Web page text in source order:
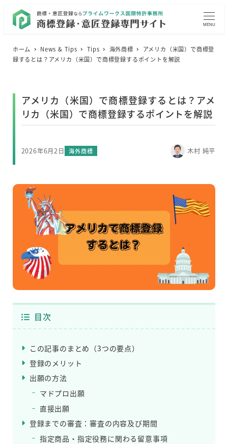
MENU
ホーム News & Tips Tips 海外商標
アメリカ（米国）で商標登
録するとは？アメリカ（米国）で商標登録するポイントを解説
アメリカ（米国）で商標登録するとは？アメ
リカ（米国）で商標登録するポイントを解説
投稿日
2026年6月2日 カテゴリー
海外商標
著
木村 純平
目次
この記事のまとめ（3つの要点）
登録のメリット
出願の方法
マドプロ出願
直接出願
登録までの審査：審査の内容及び期間
指定商品・指定役務に関わる留意事項